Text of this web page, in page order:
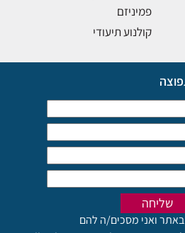
פמיניזם
קולנוע תיעודי
באתר ואני מסכים/ה להם